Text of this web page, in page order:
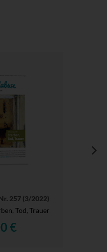
257 (3/2022)
Tod, Trauer
€